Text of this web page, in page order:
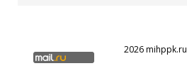
2026 mihppk.ru